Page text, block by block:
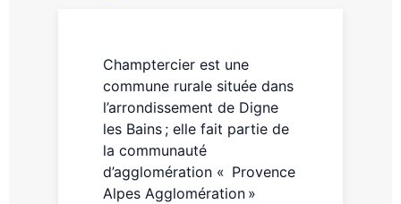
Champtercier est une
commune rurale située dans
l’arrondissement de Digne
les Bains ; elle fait partie de
la communauté
d’agglomération « Provence
Alpes Agglomération »